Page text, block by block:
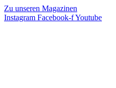
Zum
Inhalt
Zu unseren Magazinen
Instagram Facebook-fYoutube